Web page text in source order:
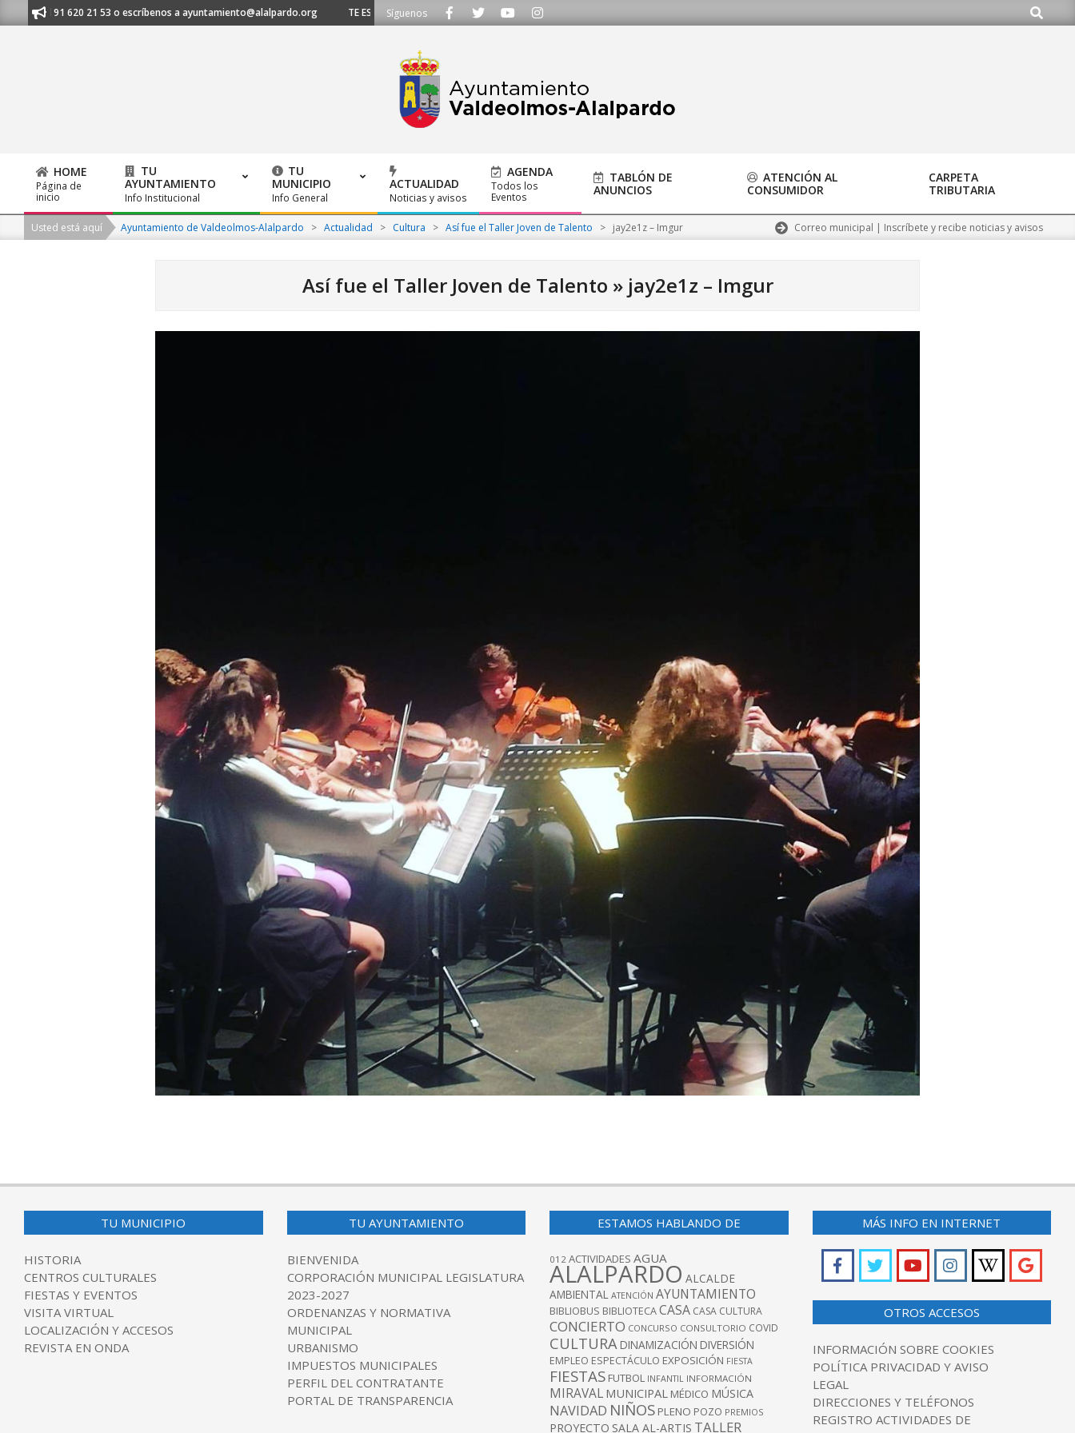
to
al 91 620 21 53 o escríbenos a ayuntamiento@alalpardo.org TE ESCUCHAMOS - Llámanos al 91 620 21 53 o escríbenos a ayuntamiento@alalpardo.org
Síguenos Buscar
Primary
Navigation
Menu
HOME
Página de
inicio
TU
AYUNTAMIENTO
Info Institucional
TU
MUNICIPIO
Info General
ACTUALIDAD
Noticias y avisos
AGENDA
Todos los
Eventos
TABLÓN DE
ANUNCIOS
ATENCIÓN AL
CONSUMIDOR
CARPETA
TRIBUTARIA
Usted está aquí Ayuntamiento de Valdeolmos-Alalpardo > Actualidad > Cultura > Así fue el Taller Joven de Talento > jay2e1z – Imgur Correo municipal | Inscríbete y recibe noticias y avisos
Así fue el Taller Joven de Talento » jay2e1z – Imgur
TU MUNICIPIO
HISTORIA
CENTROS CULTURALES
FIESTAS Y EVENTOS
VISITA VIRTUAL
LOCALIZACIÓN Y ACCESOS
REVISTA EN ONDA
TU AYUNTAMIENTO
BIENVENIDA
CORPORACIÓN MUNICIPAL LEGISLATURA
2023-2027
ORDENANZAS Y NORMATIVA
MUNICIPAL
URBANISMO
IMPUESTOS MUNICIPALES
PERFIL DEL CONTRATANTE
PORTAL DE TRANSPARENCIA
ESTAMOS HABLANDO DE
012 ACTIVIDADES AGUA
ALALPARDO ALCALDE
AMBIENTAL ATENCIÓN AYUNTAMIENTO
BIBLIOBUS BIBLIOTECACASA CASA CULTURA
CONCIERTO CONCURSO CONSULTORIO COVID
CULTURA DINAMIZACIÓN DIVERSIÓN
EMPLEO ESPECTÁCULO EXPOSICIÓN FIESTA
FIESTAS FUTBOL INFANTIL INFORMACIÓN
MIRAVAL MUNICIPAL MÉDICO MÚSICA
NAVIDAD NIÑOS PLENO POZO PREMIOS
PROYECTO SALA AL-ARTIS TALLER
MÁS INFO EN INTERNET
OTROS ACCESOS
INFORMACIÓN SOBRE COOKIES
POLÍTICA PRIVACIDAD Y AVISO
LEGAL
DIRECCIONES Y TELÉFONOS
REGISTRO ACTIVIDADES DE